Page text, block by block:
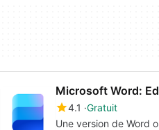
Microsoft Word:
4.1 Gratuit
Une version de Word